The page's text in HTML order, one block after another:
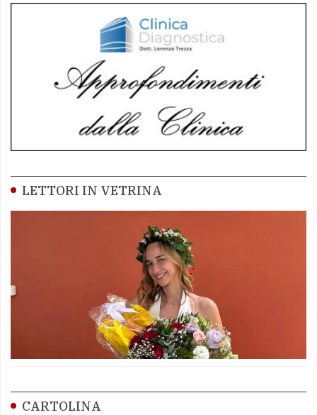
LETTORI IN VETRINA
CARTOLINA